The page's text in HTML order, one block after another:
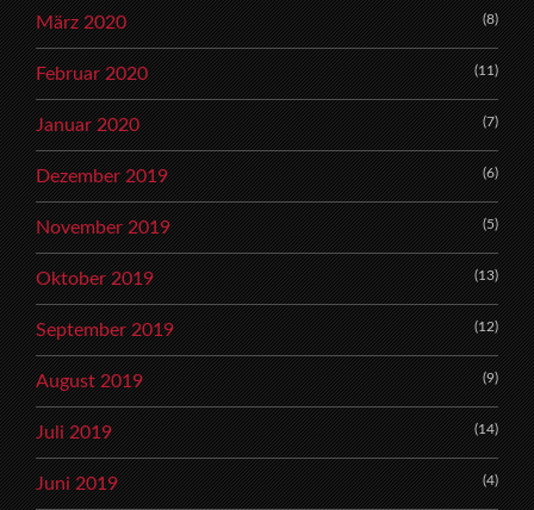
März 2020 (8)
Februar 2020 (11)
Januar 2020 (7)
Dezember 2019 (6)
November 2019 (5)
Oktober 2019 (13)
September 2019 (12)
August 2019 (9)
Juli 2019 (14)
Juni 2019 (4)